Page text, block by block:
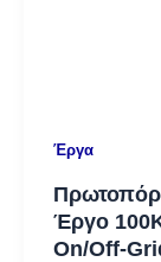
Έργα
Έργο
On/Off-